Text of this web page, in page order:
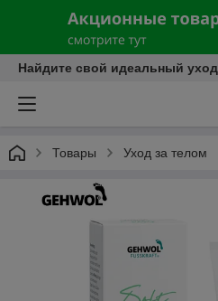
Найдите свой идеальный уход
Товары Уход за телом